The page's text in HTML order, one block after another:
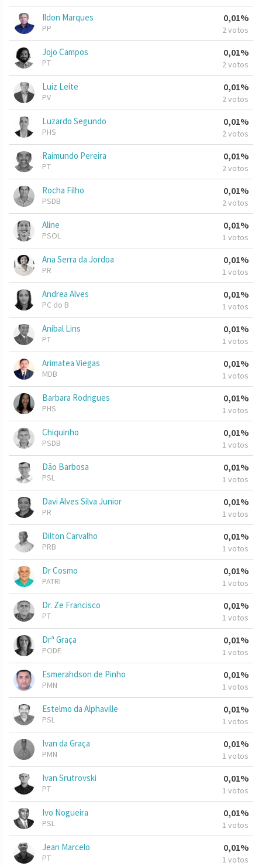
Ildon Marques
PP
0,01%
2 votos
Jojo Campos
PT
0,01%
2 votos
Luiz Leite
PV
0,01%
2 votos
Luzardo Segundo
PHS
0,01%
2 votos
Raimundo Pereira
PT
0,01%
2 votos
Rocha Filho
PSDB
0,01%
2 votos
Aline
PSOL
0,01%
1 votos
Ana Serra da Jordoa
PR
0,01%
1 votos
Andrea Alves
PC do B
0,01%
1 votos
Anibal Lins
PT
0,01%
1 votos
Arimatea Viegas
MDB
0,01%
1 votos
Barbara Rodrigues
PHS
0,01%
1 votos
Chiquinho
PSDB
0,01%
1 votos
Dão Barbosa
PSL
0,01%
1 votos
Davi Alves Silva Junior
PR
0,01%
1 votos
Dilton Carvalho
PRB
0,01%
1 votos
Dr Cosmo
PATRI
0,01%
1 votos
Dr. Ze Francisco
PT
0,01%
1 votos
Drª Graça
PODE
0,01%
1 votos
Esmerahdson de Pinho
PMN
0,01%
1 votos
Estelmo da Alphaville
PSL
0,01%
1 votos
Ivan da Graça
PMN
0,01%
1 votos
Ivan Srutrovski
PT
0,01%
1 votos
Ivo Nogueira
PSL
0,01%
1 votos
Jean Marcelo
PT
0,01%
1 votos